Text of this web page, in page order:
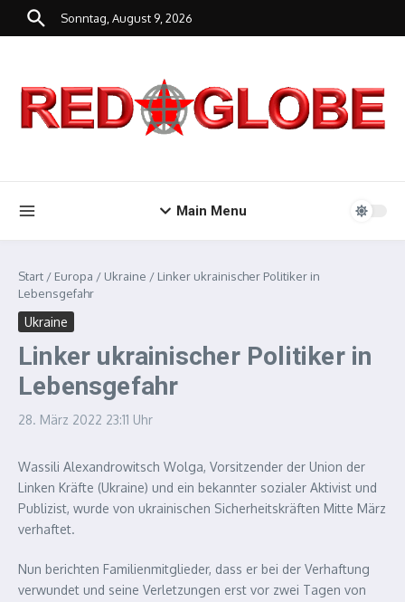
Zum Inhalt springen
Sonntag, August 9, 2026
Main Menu
Start / Europa / Ukraine / Linker ukrainischer Politiker in
Lebensgefahr
Ukraine
Linker ukrainischer Politiker in
Lebensgefahr
28. März 2022 23:11 Uhr
Wassili Alexandrowitsch Wolga, Vorsitzender der Union der
Linken Kräfte (Ukraine) und ein bekannter sozialer Aktivist und
Publizist, wurde von ukrainischen Sicherheitskräften Mitte März
verhaftet.
Nun berichten Familienmitglieder, dass er bei der Verhaftung
verwundet und seine Verletzungen erst vor zwei Tagen von